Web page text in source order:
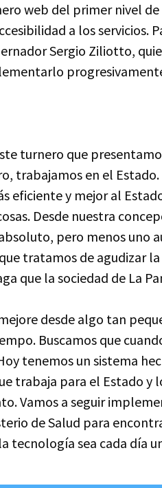
web del primer nivel
a los servicios.
Sergio Ziliotto,
turnero que
trabajamos en el
y mejor al
Desde nuestra
pero menos uno
tratamos de agudizar
que la sociedad de La
desde algo tan
Buscamos que
tenemos un sistema
trabaja para el Estado y
Vamos a seguir
de Salud para
tecnología sea cada día